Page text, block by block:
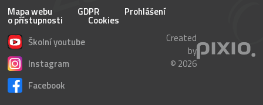
Mapa webu GDPR Prohlášení
o přístupnosti
Cookies
Školní youtube
Instagram
Facebook
Created
by
© 2026